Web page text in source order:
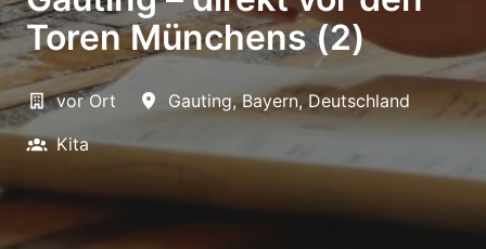
Toren Münchens (2)
vor Ort Gauting, Bayern, Deutschland
Kita